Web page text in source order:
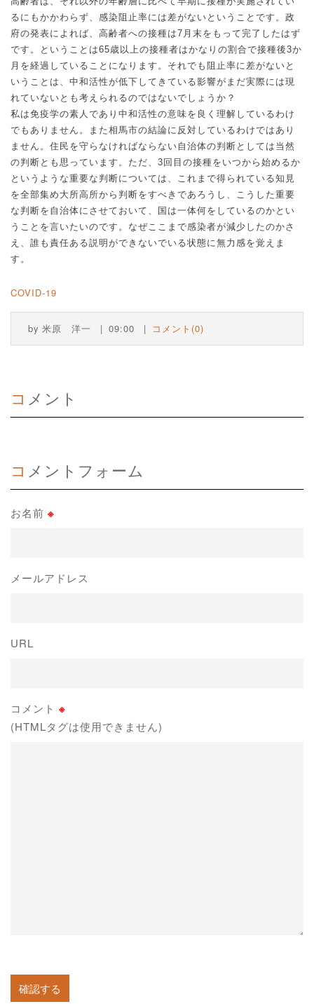
るにもかかわらず、感染阻止率には差がないということです。政
府の発表によれば、高齢者への接種は7 月末をもって完了したはず
です。ということは65歳以上の接種者はかなりの割合で接種後3か
月を経過していることになります。それでも阻止率に差がないと
いうことは、中和活性が低下してきている影響がまだ実際には現
れていないとも考えられるのではないでしょうか？
私は免疫学の素人であり中和活性の意味を良く理解しているわけ
でもありません。また相馬市の結論に反対しているわけではあり
ません。住民を守らなければならない自治体の判断としては当然
の判断とも思っています。ただ、 3 回目の接種をいつから始めるか
というような重要な判断については、これまで得られている知見
を全部集め大所高所から判断をすべきであろうし、こうした重要
な判断を自治体にさせておいて、国は一体何をしているのかとい
うことを言いたいのです。なぜここまで感染者が減少したのかさ
え、誰も責任ある説明ができないでいる状態に無力感を覚えま
す。
COVID-19
by 米原 洋一 09:00 コメント(0)
コメント
コメントフォーム
お名前 ※
メールアドレス
URL
コメント ※
(HTMLタグは使用できません)